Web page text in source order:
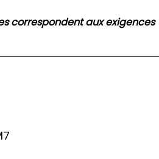
correspondent aux exigences